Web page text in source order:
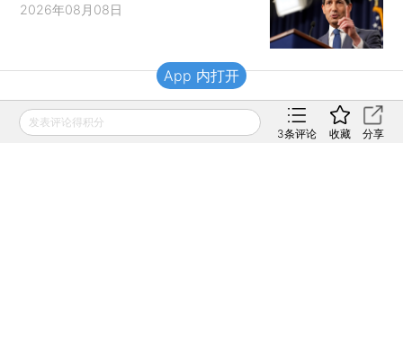
2026年08月08日
财新移动
发表评论得积分
3条评论 收藏 分享
App 内打开